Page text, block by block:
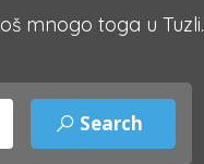
mnogo toga u Tuzli.